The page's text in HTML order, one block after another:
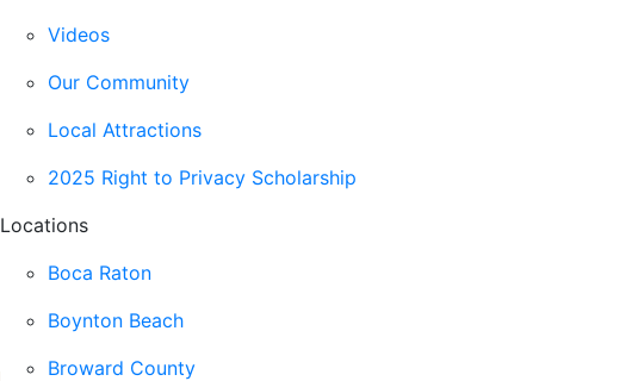
Videos
Our Community
Local Attractions
2025 Right to Privacy Scholarship
Locations
Boca Raton
Boynton Beach
Broward County